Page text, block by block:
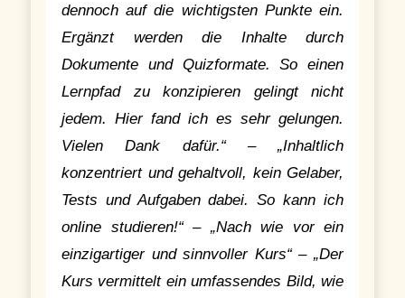
dennoch auf die wichtigsten Punkte ein.
Ergänzt werden die Inhalte durch
Dokumente und Quizformate. So einen
Lernpfad zu konzipieren gelingt nicht
jedem. Hier fand ich es sehr gelungen.
Vielen Dank dafür.“ – „Inhaltlich
konzentriert und gehaltvoll, kein Gelaber,
Tests und Aufgaben dabei. So kann ich
online studieren!“ – „Nach wie vor ein
einzigartiger und sinnvoller Kurs“ – „Der
Kurs vermittelt ein umfassendes Bild, wie